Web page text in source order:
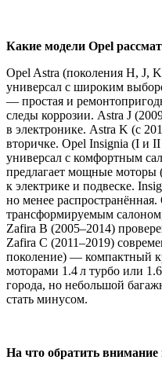
Какие модели Opel
Opel Astra (поколения H, J,
универсал с широким
— простая и
следы коррозии. Astra J
в электронике. Astra K (с
вторичке. Opel Insignia (I и
универсал с комфортным
предлагает мощные моторы
к электрике и подвеске.
но менее
трансформируемым
Zafira B (2005–2014)
Zafira C (2011–2019)
поколение) — компактный
моторами 1.4 л турбо или
города, но небольшой
стать минусом.
На что обратить внимание